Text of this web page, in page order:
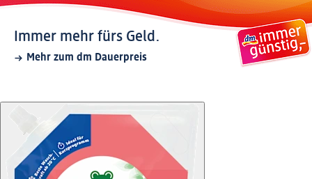
Immer mehr fürs Geld.
Mehr zum dm Dauerpreis